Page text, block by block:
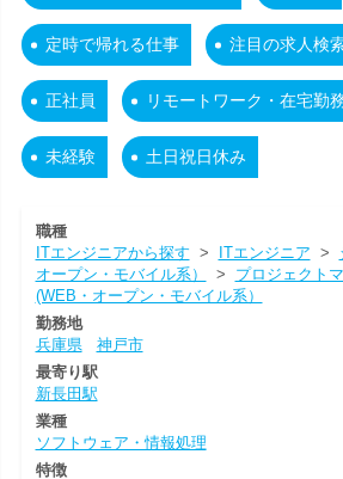
定時で帰れる仕事 注目の求人検
正社員 リモートワーク・在宅勤
未経験 土日祝日休み
職種
ITエンジニアから探す > ITエンジニア >
オープン・モバイル系）
> プロジェクト
(WEB・オープン・モバイル系）
勤務地
兵庫県
神戸市
最寄り駅
新長田駅
業種
ソフトウェア・情報処理
特徴